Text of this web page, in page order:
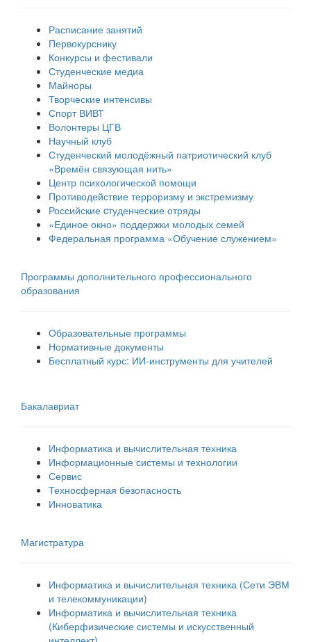
Расписание занятий
Первокурснику
Конкурсы и фестивали
Студенческие медиа
Майноры
Творческие интенсивы
Спорт ВИВТ
Волонтеры ЦГВ
Научный клуб
Студенческий молодёжный патриотический клуб
«Времён связующая нить»
Центр психологической помощи
Противодействие терроризму и экстремизму
Российские cтуденческие отряды
«Единое окно» поддержки молодых семей
Федеральная программа «Обучение служением»
Программы дополнительного профессионального
образования
Образовательные программы
Нормативные документы
Бесплатный курс: ИИ‑инструменты для учителей
Бакалавриат
Информатика и вычислительная техника
Информационные системы и технологии
Сервис
Техносферная безопасность
Инноватика
Магистратура
Информатика и вычислительная техника (Сети ЭВМ
и телекоммуникации)
Информатика и вычислительная техника
(Киберфизические системы и искусственный